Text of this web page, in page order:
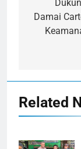
Damai
Related